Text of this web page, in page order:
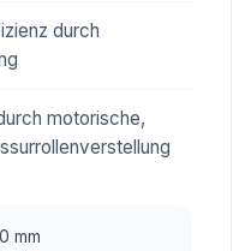
durch
motorische,
mm